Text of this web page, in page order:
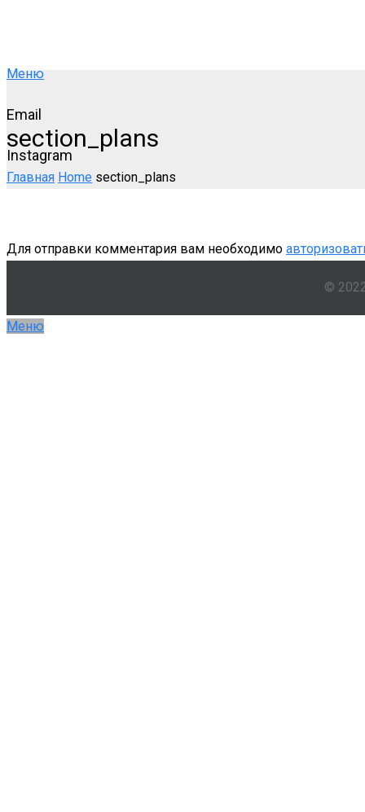
Меню
Email
Instagram
section_plans
Главная Home section_plans
Для отправки комментария вам необходимо
©
Меню